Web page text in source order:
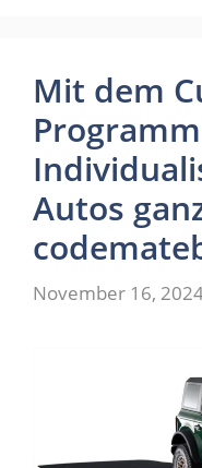
Mit dem
Autos
November 16,